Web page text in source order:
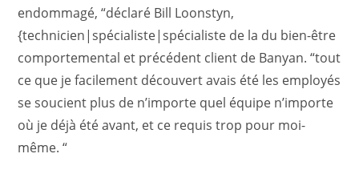
endommagé, “déclaré Bill Loonstyn,
{technicien|spécialiste|spécialiste de la du bien-être
comportemental et précédent client de Banyan. “tout
ce que je facilement découvert avais été les employés
se soucient plus de n’importe quel équipe n’importe
où je déjà été avant, et ce requis trop pour moi-
même. “